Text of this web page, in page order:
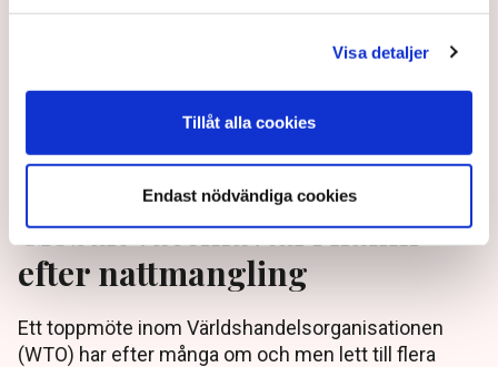
Visa detaljer
Tillåt alla cookies
Endast nödvändiga cookies
Globalt vaccinavtal i hamn
efter nattmangling
Ett toppmöte inom Världshandelsorganisationen
(WTO) har efter många om och men lett till flera